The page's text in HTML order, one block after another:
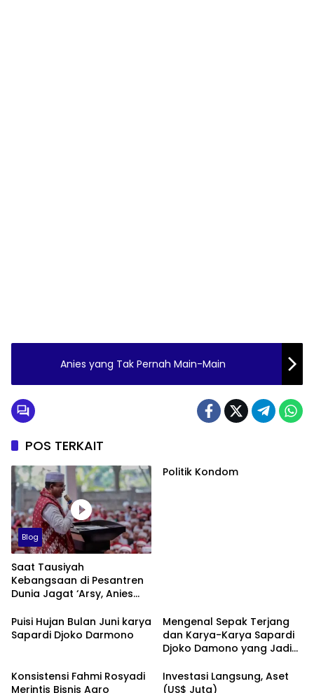
Anies yang Tak Pernah Main-Main
POS TERKAIT
Blog
Saat Tausiyah
Kebangsaan di Pesantren
Dunia Jagat ‘Arsy, Anies
Dukungan dari Abah Aos
Politik Kondom
Puisi Hujan Bulan Juni karya
Sapardi Djoko Darmono
Mengenal Sepak Terjang
dan Karya-Karya Sapardi
Djoko Damono yang Jadi
Konsistensi Fahmi Rosyadi
Merintis Bisnis Agro
Investasi Langsung, Aset
(US$ Juta)